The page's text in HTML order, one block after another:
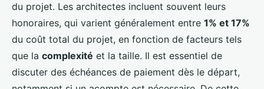
du projet. Les architectes incluent souvent leurs
honoraires, qui varient généralement entre 1% et 17%
du coût total du projet, en fonction de facteurs tels
que la complexité et la taille. Il est essentiel de
discuter des échéances de paiement dès le départ,